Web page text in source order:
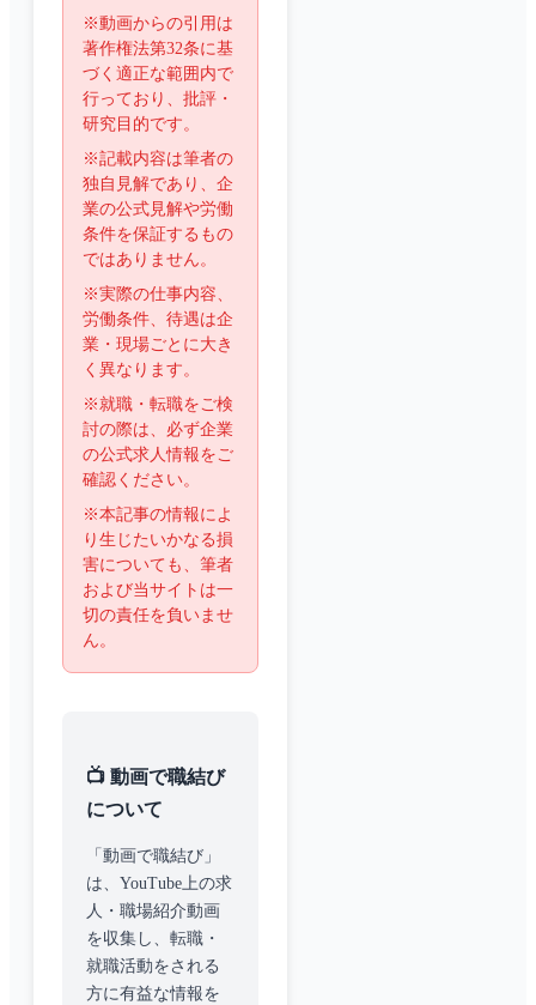
※動画からの引用は
著作権法第32条に基
づく適正な範囲内で
行っており、批評・
研究目的です。
※記載内容は筆者の
独自見解であり、企
業の公式見解や労働
条件を保証するもの
ではありません。
※実際の仕事内容、
労働条件、待遇は企
業・現場ごとに大き
く異なります。
※就職・転職をご検
討の際は、必ず企業
の公式求人情報をご
確認ください。
※本記事の情報によ
り生じたいかなる損
害についても、筆者
および当サイトは一
切の責任を負いませ
ん。
📺 動画で職結び
について
「動画で職結び」
は、YouTube上の求
人・職場紹介動画
を収集し、転職・
就職活動をされる
方に有益な情報を